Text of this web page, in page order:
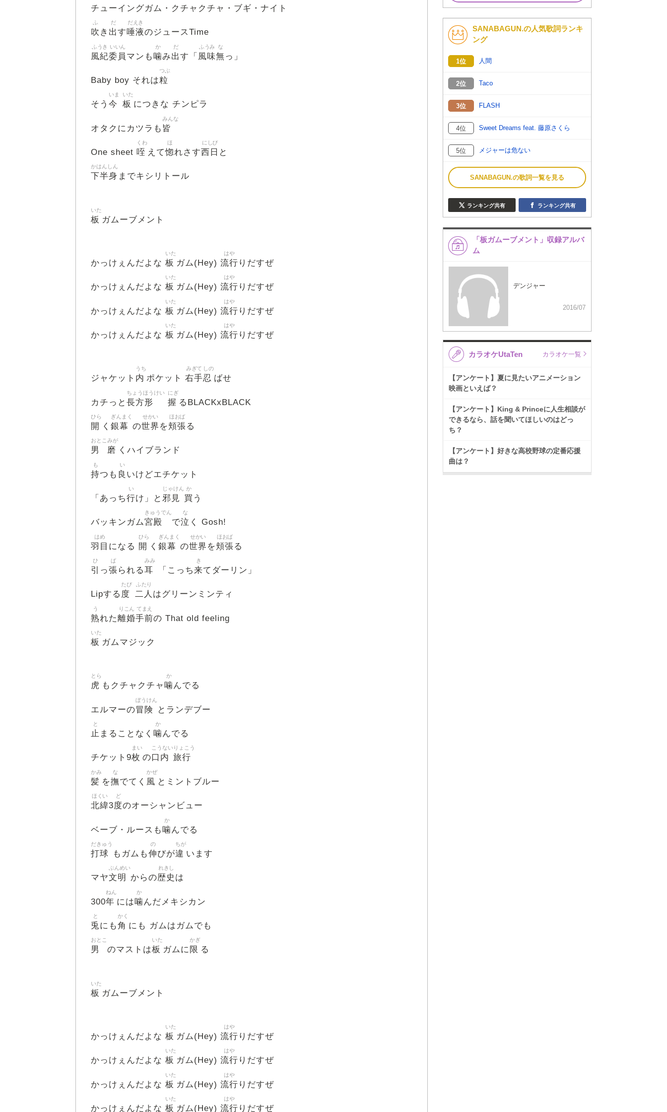
チューイングガム・クチャクチャ・ブギ・ナイト
吹
ふ
き 出
だ
す唾液
だえき
のジュースTime
風紀
ふうき
委員
いいん
マンも 噛
か
み出
だ
す「 風味
ふうみ
無
な
っ」
Baby boy それは粒
つぶ
そう 今
いま
板
いた
につきな チンピラ
オタクにカツラも 皆
みんな
One sheet 咥
くわ
えて惚
ほ
れさす西日
にしび
と
下半身
かはんしん
までキシリトール
板
いた
ガムーブメント
かっけぇんだよな 板
いた
ガム(Hey) 流行
はや
りだすぜ
かっけぇんだよな 板
いた
ガム(Hey) 流行
はや
りだすぜ
かっけぇんだよな 板
いた
ガム(Hey) 流行
はや
りだすぜ
かっけぇんだよな 板
いた
ガム(Hey) 流行
はや
りだすぜ
ジャケット 内
うち
ポケット 右手
みぎて
忍
しの
ばせ
カチっと 長方形
ちょうほうけい
握
にぎ
るBLACKxBLACK
開
ひら
く 銀幕
ぎんまく
の世界
せかい
を頬張
ほおば
る
男
おとこ
磨
みが
くハイブランド
持
も
つも 良
い
いけどエチケット
「あっち行
い
け」と 邪見
じゃけん
買
か
う
バッキンガム宮殿
きゅうでん
で泣
な
く Gosh!
羽目
はめ
になる 開
ひら
く 銀幕
ぎんまく
の世界
せかい
を頬張
ほおば
る
引
ひ
っ張
ぱ
られる耳
みみ
「こっち来
き
てダーリン」
Lipする 度
たび
二人
ふたり
はグリーンミンティ
熟
う
れた離婚
りこん
手前
てまえ
の That old feeling
板
いた
ガムマジック
虎
とら
もクチャクチャ噛
か
んでる
エルマーの冒険
ぼうけん
とランデブー
止
と
まることなく 噛
か
んでる
チケット9枚
まい
の 口内
こうない
旅行
りょこう
髪
かみ
を撫
な
でてく 風
かぜ
とミントブルー
北緯
ほくい
3度
ど
のオーシャンビュー
ベーブ・ルースも 噛
か
んでる
打球
だきゅう
もガムも伸
の
びが違
ちが
います
マヤ文明
ぶんめい
からの歴史
れきし
は
300年
ねん
には噛
か
んだメキシカン
兎
と
にも角
かく
にも ガムはガムでも
男
おとこ
のマストは板
いた
ガムに 限
かぎ
る
板
いた
ガムーブメント
かっけぇんだよな 板
いた
ガム(Hey) 流行
はや
りだすぜ
かっけぇんだよな 板
いた
ガム(Hey) 流行
はや
りだすぜ
かっけぇんだよな 板
いた
ガム(Hey) 流行
はや
りだすぜ
かっけぇんだよな 板
いた
ガム(Hey) 流行
はや
りだすぜ
SANABAGUN.の人気歌詞ランキ
ング
1位 人間
2位 Taco
3位 FLASH
4位 Sweet Dreams feat. 藤原さくら
5位 メジャーは危ない
SANABAGUN.の歌詞一覧を見る
ランキング共有 ランキング共有
「板ガムーブメント」収録アルバ
ム
デンジャー
2016/07
カラオケUtaTen カラオケ一覧
【アンケート】夏に見たいアニメーション
映画といえば？
【アンケート】King & Princeに人生相談が
できるなら、話を聞いてほしいのはどっ
ち？
【アンケート】好きな高校野球の定番応援
曲は？